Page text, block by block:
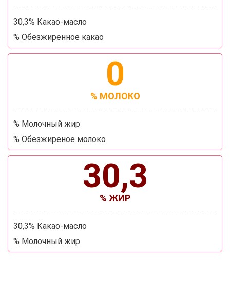
30,3% Какао-масло
% Обезжиренное какао
0
% МОЛОКО
% Молочный жир
% Обезжиреное молоко
30,3
% ЖИР
30,3% Какао-масло
% Молочный жир